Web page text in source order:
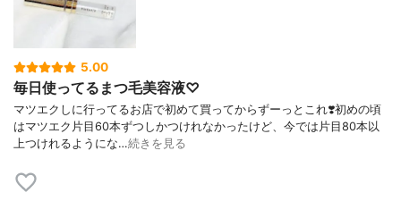
5.00
毎日使ってるまつ毛美容液♡
マツエクしに行ってるお店で初めて買ってからずーっとこれ❣️初めの頃
はマツエク片目60本ずつしかつけれなかったけど、今では片目80本以
上つけれるようにな…続きを見る